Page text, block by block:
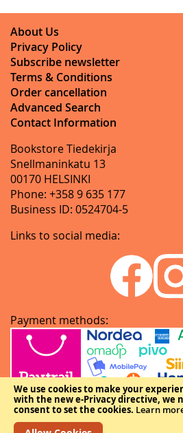
We use cookies to make your
with the new e-Privacy directive, we
consent to set the cookies. Learn
About Us
Privacy Policy
Subscribe newsletter
Terms & Conditions
Order cancellation
Advanced Search
Contact Information
Bookstore Tiedekirja
Snellmaninkatu 13
00170 HELSINKI
Phone: +358 9 635 177
Business ID: 0524704-5
Links to social media:
Payment methods: